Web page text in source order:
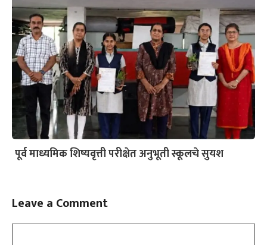
पूर्व माध्यमिक शिष्यवृत्ती परीक्षेत अनुभूती स्कूलचे सुयश
Leave a Comment